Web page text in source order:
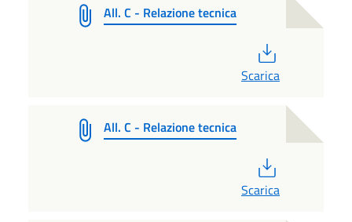
All. C - Relazione tecnica
Scarica
All. C - Relazione tecnica
Scarica